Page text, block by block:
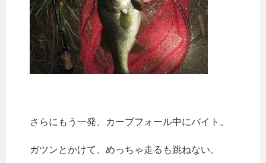
さらにもう一発、カーブフォール中にバイト。
ガツンとかけて、めっちゃ走るも跳ねない。